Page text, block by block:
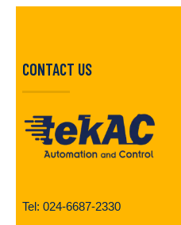
CONTACT US
Tel: 024-6687-2330